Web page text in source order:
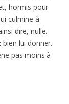
hormis pour
culmine à
dire, nulle.
bien lui donner.
pas moins à